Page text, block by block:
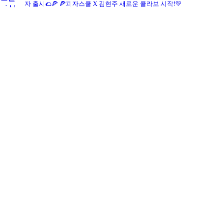
자 출시🌮🍕 🍕피자스쿨 X 김현주 새로운 콜라보 시작!💛